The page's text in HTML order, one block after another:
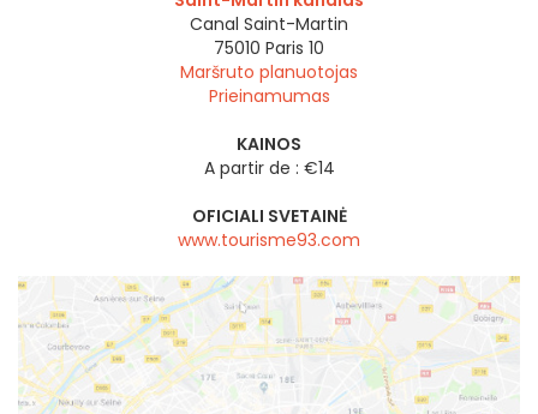
Canal Saint-Martin
75010 Paris 10
Maršruto planuotojas
Prieinamumas
KAINOS
A partir de : €14
OFICIALI SVETAINĖ
www.tourisme93.com